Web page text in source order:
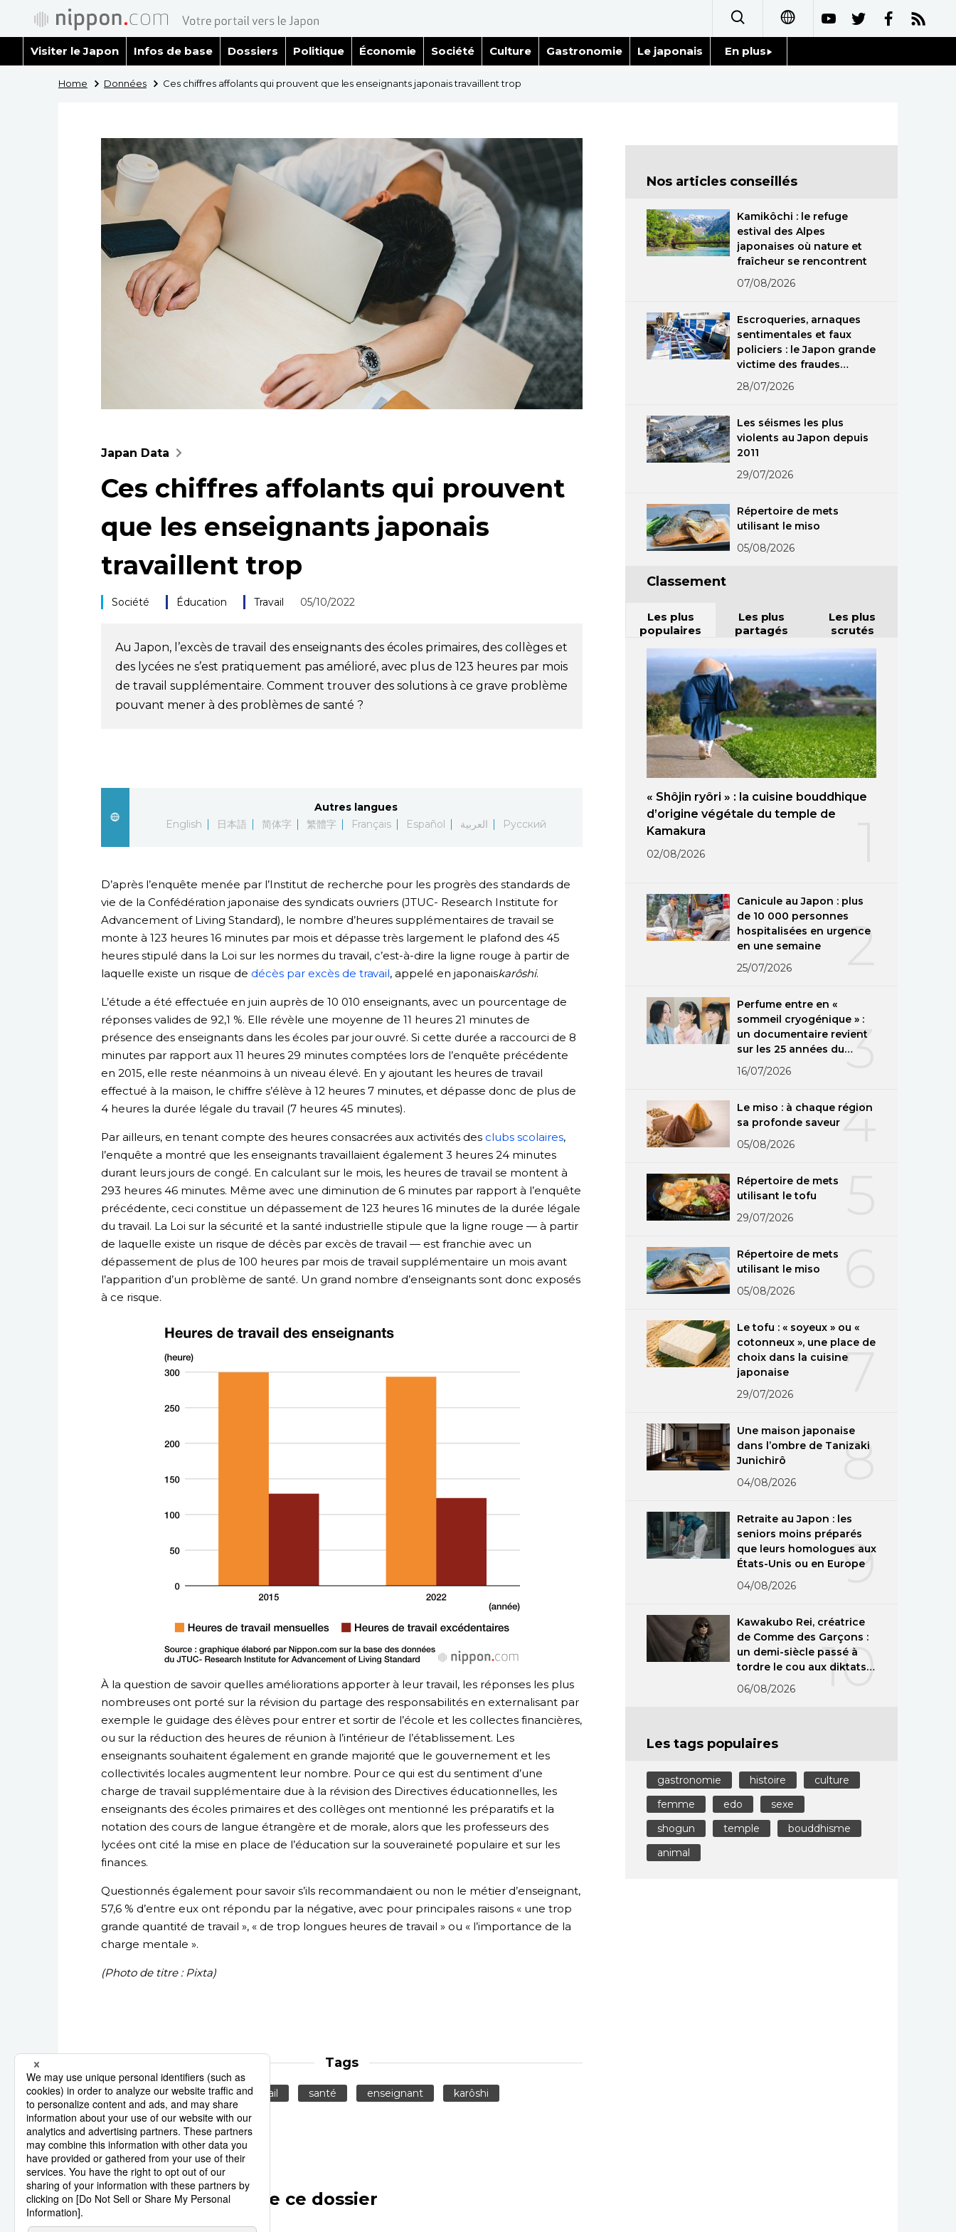
العربية
Visiter le Japon Infos de base Dossiers Politique Économie Société Culture Gastronomie Le japonais En plus
Images
Vidéos
Home Données Ces chiffres affolants qui prouvent que les enseignants japonais travaillent trop
Japan Data
Ces chiffres affolants qui prouvent
que les enseignants japonais
travaillent trop
Société Éducation Travail 05/10/2022
Au Japon, l’excès de travail des enseignants des écoles primaires, des collèges et
des lycées ne s’est pratiquement pas amélioré, avec plus de 123 heures par mois
de travail supplémentaire. Comment trouver des solutions à ce grave problème
pouvant mener à des problèmes de santé ?
Autres langues
English
日本語 简体字 繁體字 Français Español العربية Русский
D’après l’enquête menée par l’Institut de recherche pour les progrès des standards de
vie de la Confédération japonaise des syndicats ouvriers (JTUC- Research Institute for
Advancement of Living Standard), le nombre d’heures supplémentaires de travail se
monte à 123 heures 16 minutes par mois et dépasse très largement le plafond des 45
heures stipulé dans la Loi sur les normes du travail, c’est-à-dire la ligne rouge à partir de
laquelle existe un risque de décès par excès de travail, appelé en japonaiskarôshi.
L’étude a été effectuée en juin auprès de 10 010 enseignants, avec un pourcentage de
réponses valides de 92,1 %. Elle révèle une moyenne de 11 heures 21 minutes de
présence des enseignants dans les écoles par jour ouvré. Si cette durée a raccourci de 8
minutes par rapport aux 11 heures 29 minutes comptées lors de l’enquête précédente
en 2015, elle reste néanmoins à un niveau élevé. En y ajoutant les heures de travail
effectué à la maison, le chiffre s’élève à 12 heures 7 minutes, et dépasse donc de plus de
4 heures la durée légale du travail (7 heures 45 minutes).
Par ailleurs, en tenant compte des heures consacrées aux activités des clubs scolaires,
l’enquête a montré que les enseignants travaillaient également 3 heures 24 minutes
durant leurs jours de congé. En calculant sur le mois, les heures de travail se montent à
293 heures 46 minutes. Même avec une diminution de 6 minutes par rapport à l’enquête
précédente, ceci constitue un dépassement de 123 heures 16 minutes de la durée légale
du travail. La Loi sur la sécurité et la santé industrielle stipule que la ligne rouge — à partir
de laquelle existe un risque de décès par excès de travail — est franchie avec un
dépassement de plus de 100 heures par mois de travail supplémentaire un mois avant
l’apparition d’un problème de santé. Un grand nombre d’enseignants sont donc exposés
à ce risque.
À la question de savoir quelles améliorations apporter à leur travail, les réponses les plus
nombreuses ont porté sur la révision du partage des responsabilités en externalisant par
exemple le guidage des élèves pour entrer et sortir de l’école et les collectes financières,
ou sur la réduction des heures de réunion à l’intérieur de l’établissement. Les
enseignants souhaitent également en grande majorité que le gouvernement et les
collectivités locales augmentent leur nombre. Pour ce qui est du sentiment d’une
charge de travail supplémentaire due à la révision des Directives éducationnelles, les
enseignants des écoles primaires et des collèges ont mentionné les préparatifs et la
notation des cours de langue étrangère et de morale, alors que les professeurs des
lycées ont cité la mise en place de l’éducation sur la souveraineté populaire et sur les
finances.
Questionnés également pour savoir s’ils recommandaient ou non le métier d’enseignant,
57,6 % d’entre eux ont répondu par la négative, avec pour principales raisons « une trop
grande quantité de travail », « de trop longues heures de travail » ou « l’importance de la
charge mentale ».
(Photo de titre : Pixta)
Tags
éducation école travail santé enseignant karôshi
Autres articles de ce dossier
Nos articles conseillés
Kamikôchi : le refuge
estival des Alpes
japonaises où nature et
fraîcheur se rencontrent
07/08/2026
Escroqueries, arnaques
sentimentales et faux
policiers : le Japon grande
victime des fraudes
spécialisées
28/07/2026
Les séismes les plus
violents au Japon depuis
2011
29/07/2026
Répertoire de mets
utilisant le miso
05/08/2026
Classement
Les plus
populaires
Les plus
partagés
Les plus
scrutés
« Shôjin ryôri » : la cuisine bouddhique
d’origine végétale du temple de
Kamakura
02/08/2026
2
Canicule au Japon : plus
de 10 000 personnes
hospitalisées en urgence
en une semaine
25/07/2026
3
Perfume entre en «
sommeil cryogénique » :
un documentaire revient
sur les 25 années du
groupe
16/07/2026
4
Le miso : à chaque région
sa profonde saveur
05/08/2026
Répertoire de mets
utilisant le tofu
29/07/2026
Répertoire de mets
utilisant le miso
05/08/2026
7
Le tofu : « soyeux » ou «
cotonneux », une place de
choix dans la cuisine
japonaise
29/07/2026
8
Une maison japonaise
dans l’ombre de Tanizaki
Junichirô
04/08/2026
9
Retraite au Japon : les
seniors moins préparés
que leurs homologues aux
États-Unis ou en Europe
04/08/2026
10
Kawakubo Rei, créatrice
de Comme des Garçons :
un demi-siècle passé à
tordre le cou aux diktats
de la mode
06/08/2026
Les tags populaires
gastronomie histoire
culture
femme
edo
sexe
shogun
temple
bouddhisme
animal